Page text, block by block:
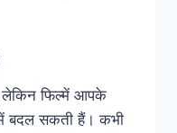
फिल्में आपके
बदल सकती हैं। कभी